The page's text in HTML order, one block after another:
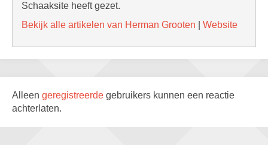
Schaaksite heeft gezet.
Bekijk alle artikelen van Herman Grooten
Website
Alleen geregistreerde gebruikers kunnen een reactie
achterlaten.